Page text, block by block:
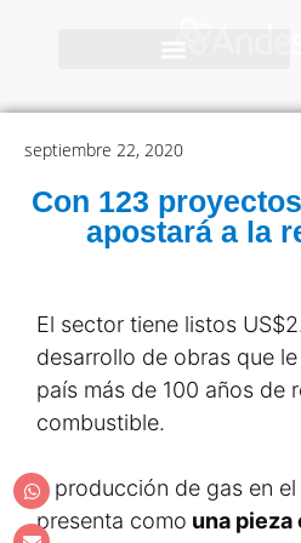
septiembre 22, 2020
Con 123
apostará a la
El sector tiene listos
desarrollo de obras que
país más de 100 años de
combustible.
a producción de gas en
presenta como una